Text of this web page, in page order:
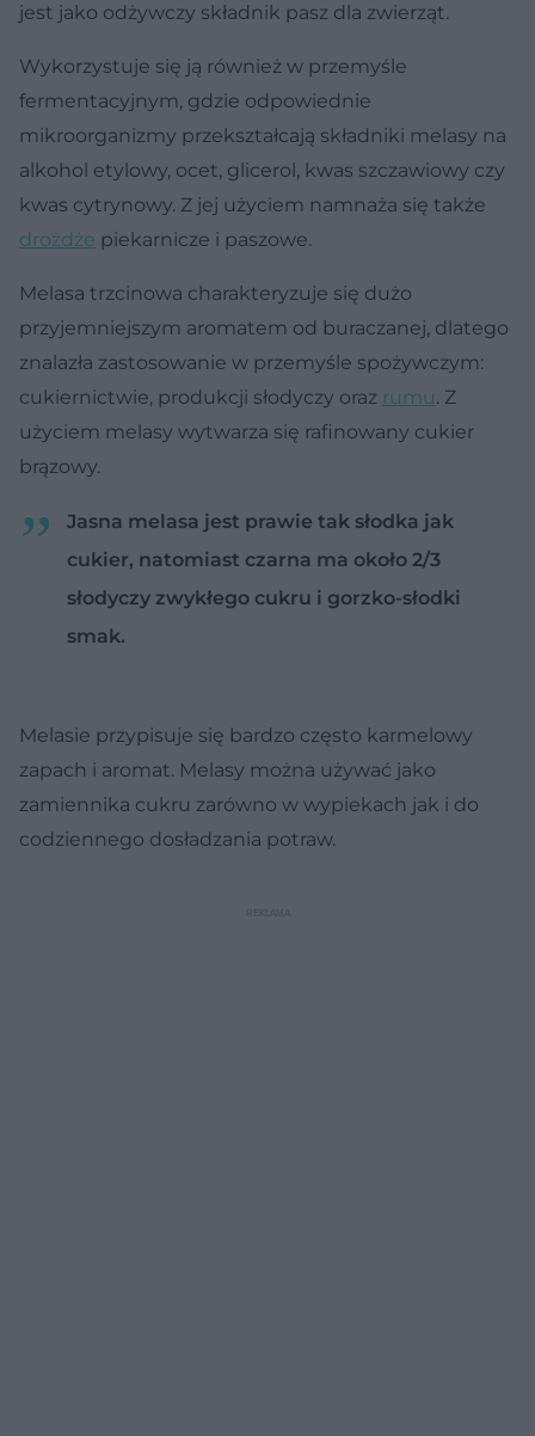
jest jako odżywczy składnik pasz dla zwierząt.
Wykorzystuje się ją również w przemyśle
fermentacyjnym, gdzie odpowiednie
mikroorganizmy przekształcają składniki melasy na
alkohol etylowy, ocet, glicerol, kwas szczawiowy czy
kwas cytrynowy. Z jej użyciem namnaża się także
drożdże piekarnicze i paszowe.
Melasa trzcinowa charakteryzuje się dużo
przyjemniejszym aromatem od buraczanej, dlatego
znalazła zastosowanie w przemyśle spożywczym:
cukiernictwie, produkcji słodyczy oraz rumu. Z
użyciem melasy wytwarza się rafinowany cukier
brązowy.
Jasna melasa jest prawie tak słodka jak
cukier, natomiast czarna ma około 2/3
słodyczy zwykłego cukru i gorzko-słodki
smak.
Melasie przypisuje się bardzo często karmelowy
zapach i aromat. Melasy można używać jako
zamiennika cukru zarówno w wypiekach jak i do
codziennego dosładzania potraw.